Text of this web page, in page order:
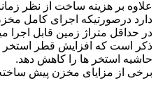
در حداقل متراژ زمین قابل اجرا
ذکر است که افزایش قطر استخر
حاشیه استخر ها را کاهش دهد.
برخی از مزایای مخزن پیش